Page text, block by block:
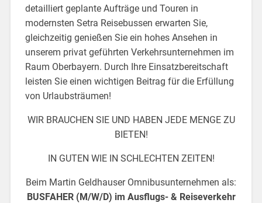
detailliert geplante Aufträge und Touren in
modernsten Setra Reisebussen erwarten Sie,
gleichzeitig genießen Sie ein hohes Ansehen in
unserem privat geführten Verkehrsunternehmen im
Raum Oberbayern. Durch Ihre Einsatzbereitschaft
leisten Sie einen wichtigen Beitrag für die Erfüllung
von Urlaubsträumen!
WIR BRAUCHEN SIE UND HABEN JEDE MENGE ZU
BIETEN!
IN GUTEN WIE IN SCHLECHTEN ZEITEN!
Beim Martin Geldhauser Omnibusunternehmen als:
BUSFAHER (M/W/D) im Ausflugs- & Reiseverkehr